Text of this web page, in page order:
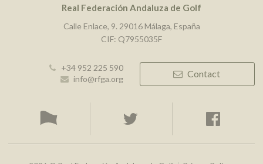
Real Federación Andaluza de Golf
Calle Enlace, 9. 29016 Málaga, España
CIF: Q7955035F
+34 952 225 590
info@rfga.org
Contact